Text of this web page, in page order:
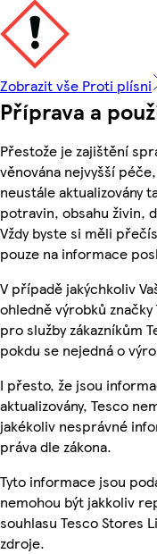
Zobrazit vše Proti plísni
Příprava a
Přestože je zajištění
věnována nejvyšší
neustále aktualizovány
potravin, obsahu živin,
Vždy byste si měli
pouze na informace
V případě jakýchkoliv
ohledně výrobků
pro služby zákazníkům
pokdu se nejedná o
I přesto, že jsou
aktualizovány, Tesco
jakékoliv nesprávné
práva dle zákona.
Tyto informace jsou
nemohou být jakkoliv
souhlasu Tesco Stores
zdroje.